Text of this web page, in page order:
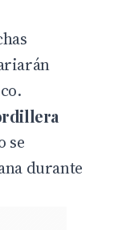
se
durante